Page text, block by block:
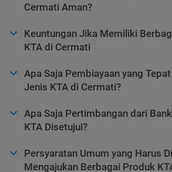
Cermati Aman?
Keuntungan Jika Memiliki
KTA di Cermati
Apa Saja Pembiayaan yang
Jenis KTA di Cermati?
Apa Saja Pertimbangan dari
KTA Disetujui?
Persyaratan Umum yang Harus
Mengajukan Berbagai Produk